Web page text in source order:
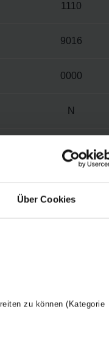
Über Cookies
zu können (Kategorie
1110
9016
0000
N
V015
1/4"